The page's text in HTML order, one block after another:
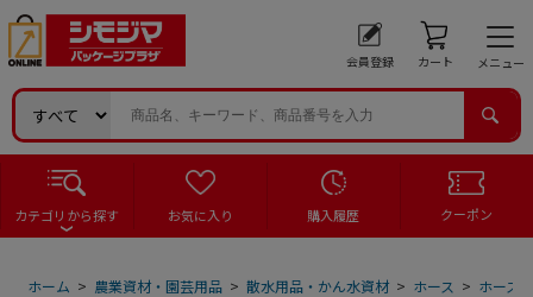
会員登録 カート メニュー
カテゴリから探す お気に入り 購入履歴 クーポン
ホーム > 農業資材・園芸用品 > 散水用品・かん水資材 > ホース > ホース